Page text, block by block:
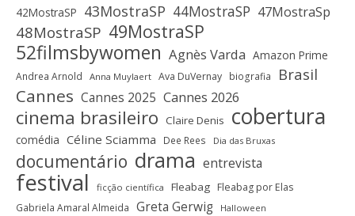
42MostraSP 43MostraSP 44MostraSP 47MostraSp
48MostraSP 49MostraSP
52filmsbywomen Agnès Varda Amazon Prime
Andrea Arnold Anna Muylaert Ava DuVernay biografia Brasil
Cannes Cannes 2025 Cannes 2026
cinema brasileiro Claire Denis cobertura
comédia Céline Sciamma Dee Rees Dia das Bruxas
documentário drama entrevista
festival ficção científica Fleabag Fleabag por Elas
Gabriela Amaral Almeida Greta Gerwig Halloween